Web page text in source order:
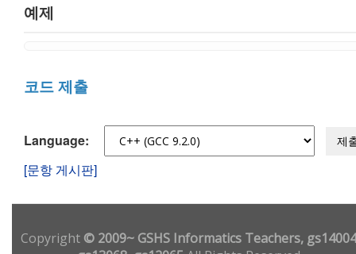
예제
코드 제출
Language: 제
[문항 게시판]
Copyright© 2009~ GSHS Informatics Teachers,